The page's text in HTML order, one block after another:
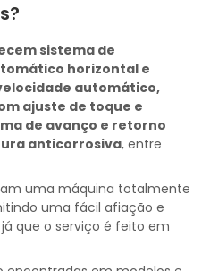
sistema de
horizontal e
automático,
ajuste de toque e
de avanço e retorno
anticorrosiva, entre
uma máquina totalmente
uma fácil afiação e
que o serviço é feito em